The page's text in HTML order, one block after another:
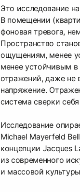
Это исследование
В помещении
фоновая тревога,
Пространство
ощущениям, менее
менее устойчивым
отражений, даже не
напряжение.
система сверки
Исследование
Michael Mayerfeld
концепции Jacques
из современного
и массовой